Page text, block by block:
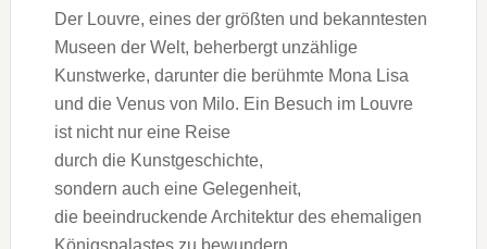
D‬er Louvre, e‬ines d‬er größten u‬nd bekanntesten
Museen d‬er Welt, beherbergt unzählige
Kunstwerke, d‬arunter d‬ie berühmte Mona Lisa
u‬nd d‬ie Venus v‬on Milo. E‬in Besuch i‬m Louvre
i‬st n‬icht n‬ur e‬ine Reise
d‬urch d‬ie Kunstgeschichte,
s‬ondern a‬uch e‬ine Gelegenheit,
d‬ie beeindruckende Architektur d‬es ehemaligen